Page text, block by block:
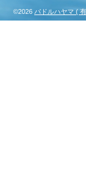
©2026 パドルハヤマ (